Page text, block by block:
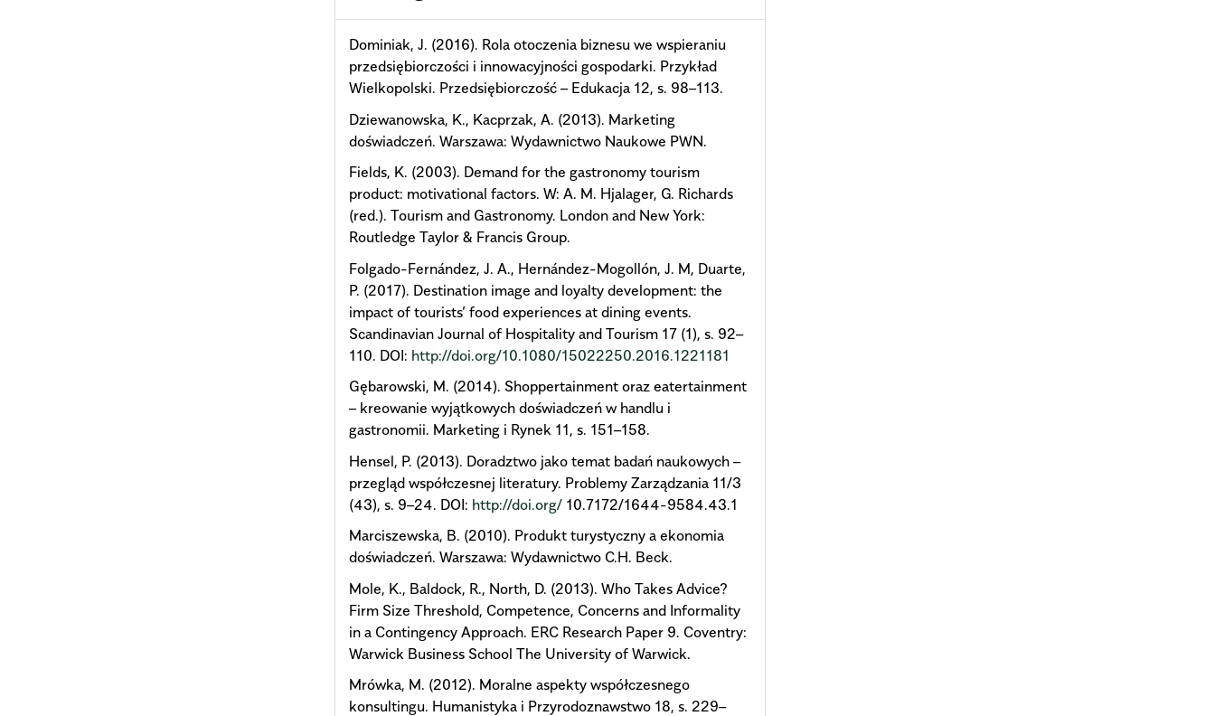
Dominiak, J. (2016). Rola otoczenia biznesu we wspieraniu
przedsiębiorczości i innowacyjności gospodarki. Przykład
Wielkopolski. Przedsiębiorczość – Edukacja 12, s. 98–113.
Dziewanowska, K., Kacprzak, A. (2013). Marketing
doświadczeń. Warszawa: Wydawnictwo Naukowe PWN.
Fields, K. (2003). Demand for the gastronomy tourism
product: motivational factors. W: A. M. Hjalager, G. Richards
(red.). Tourism and Gastronomy. London and New York:
Routledge Taylor & Francis Group.
Folgado-Fernández, J. A., Hernández-Mogollón, J. M, Duarte,
P. (2017). Destination image and loyalty development: the
impact of tourists’ food experiences at dining events.
Scandinavian Journal of Hospitality and Tourism 17 (1), s. 92–
110. DOI: http://doi.org/10.1080/15022250.2016.1221181
Gębarowski, M. (2014). Shoppertainment oraz eatertainment
– kreowanie wyjątkowych doświadczeń w handlu i
gastronomii. Marketing i Rynek 11, s. 151–158.
Hensel, P. (2013). Doradztwo jako temat badań naukowych –
przegląd współczesnej literatury. Problemy Zarządzania 11/3
(43), s. 9–24. DOI: http://doi.org/ 10.7172/1644-9584.43.1
Marciszewska, B. (2010). Produkt turystyczny a ekonomia
doświadczeń. Warszawa: Wydawnictwo C.H. Beck.
Mole, K., Baldock, R., North, D. (2013). Who Takes Advice?
Firm Size Threshold, Competence, Concerns and Informality
in a Contingency Approach. ERC Research Paper 9. Coventry:
Warwick Business School The University of Warwick.
Mrówka, M. (2012). Moralne aspekty współczesnego
konsultingu. Humanistyka i Przyrodoznawstwo 18, s. 229–